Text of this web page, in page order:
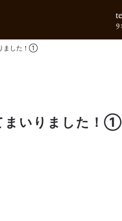
ました！①
まいりました！①